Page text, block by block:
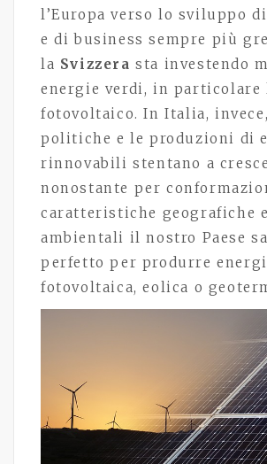
l’Europa verso lo sviluppo
e di business sempre più
la Svizzera sta investendo
energie verdi, in particolare
fotovoltaico. In Italia,
politiche e le produzioni di
rinnovabili stentano a
nonostante per
caratteristiche geografiche e
ambientali il nostro Paese
perfetto per produrre
fotovoltaica, eolica o